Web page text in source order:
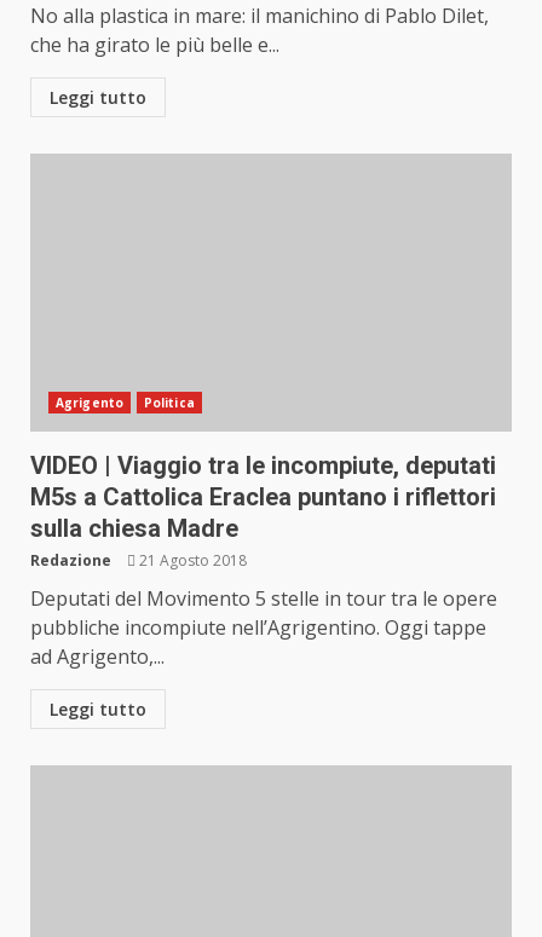
No alla plastica in mare: il manichino di Pablo Dilet,
che ha girato le più belle e...
Leggi tutto
Agrigento Politica
VIDEO | Viaggio tra le incompiute, deputati
M5s a Cattolica Eraclea puntano i riflettori
sulla chiesa Madre
Redazione 21 Agosto 2018
Deputati del Movimento 5 stelle in tour tra le opere
pubbliche incompiute nell’Agrigentino. Oggi tappe
ad Agrigento,...
Leggi tutto